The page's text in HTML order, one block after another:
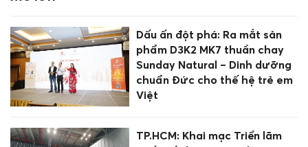
Dấu ấn đột phá: Ra mắt sản
phẩm D3K2 MK7 thuần chay
Sunday Natural – Dinh dưỡng
chuẩn Đức cho thế hệ trẻ em
Việt
TP.HCM: Khai mạc Triển lãm